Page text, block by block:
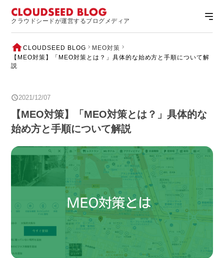
クラウドシードが運営するブログメディア
CLOUDSEED BLOG
MEO対策
【MEO対策】「MEO対策とは？」具体的な始め方と手順について解
説
2021/12/07
【MEO対策】「MEO対策とは？」具体的な
始め方と手順について解説